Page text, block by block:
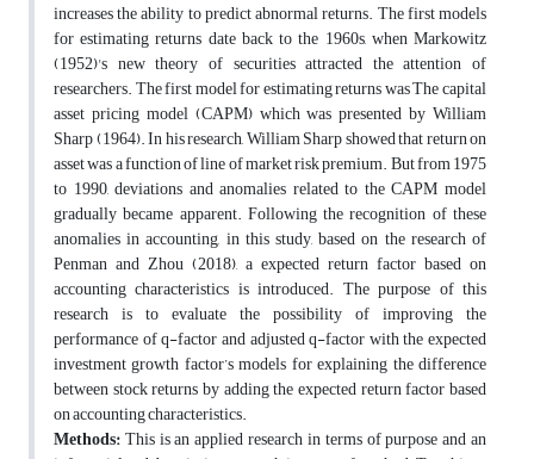
increases the ability to predict abnormal returns. The first models
for estimating returns date back to the 1960s, when Markowitz
(1952)'s new theory of securities attracted the attention of
researchers. The first model for estimating returns was The capital
asset pricing model (CAPM) which was presented by William
Sharp (1964). In his research, William Sharp showed that return on
asset was a function of line of market risk premium. But from 1975
to 1990, deviations and anomalies related to the CAPM model
gradually became apparent. Following the recognition of these
anomalies in accounting, in this study, based on the research of
Penman and Zhou (2018), a expected return factor based on
accounting characteristics is introduced. The purpose of this
research is to evaluate the possibility of improving the
performance of q-factor and adjusted q-factor with the expected
investment growth factor’s models for explaining the difference
between stock returns by adding the expected return factor based
on accounting characteristics.
Methods:This is an applied research in terms of purpose and an